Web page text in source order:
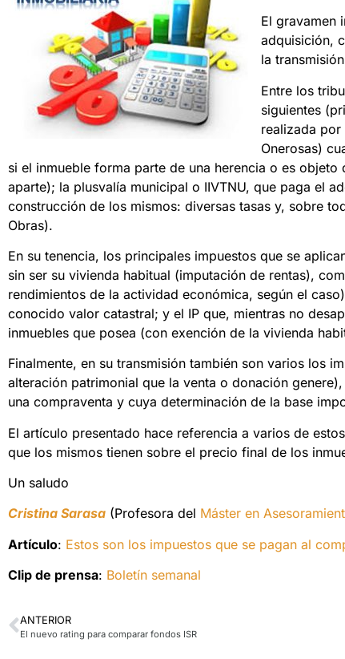
El gravamen
adquisición,
la
Entre los
siguientes
realizada por
Onerosas)
si el inmueble forma parte de una herencia o es
aparte); la plusvalía municipal o IIVTNU, que paga el
construcción de los mismos: diversas tasas y, sobre
Obras).
En su tenencia, los principales impuestos que se
sin ser su vivienda habitual (imputación de rentas),
rendimientos de la actividad económica, según el
conocido valor catastral; y el IP que, mientras no
inmuebles que posea (con exención de la vivienda
Finalmente, en su transmisión también son varios los
alteración patrimonial que la venta o donación
una compraventa y cuya determinación de la base
El artículo presentado hace referencia a varios de
que los mismos tienen sobre el precio final de los
Un saludo
Cristina Sarasa (Profesora del Máster en
Artículo: Estos son los impuestos que se pagan al
Clip de prensa: Boletín semanal
ANTERIOR
El nuevo rating para comparar fondos ISR